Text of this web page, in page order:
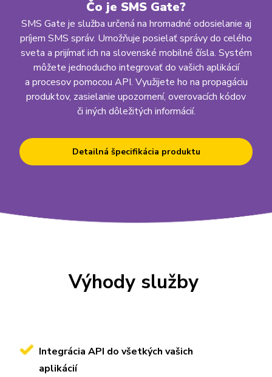
Čo je SMS Gate?
SMS Gate je služba určená na hromadné odosielanie aj
príjem SMS správ. Umožňuje posielať správy do celého
sveta a prijímať ich na slovenské mobilné čísla. Systém
môžete jednoducho integrovať do vašich aplikácií
a procesov pomocou API. Využijete ho na propagáciu
produktov, zasielanie upozornení, overovacích kódov
či iných dôležitých informácií.
Detailná špecifikácia produktu
Výhody služby
Integrácia API do všetkých vašich
aplikácií